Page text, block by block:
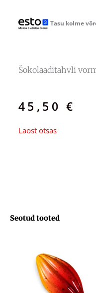
Tasu kolme
Šokolaaditahvli
45,50€
Laost otsas
Seotud tooted